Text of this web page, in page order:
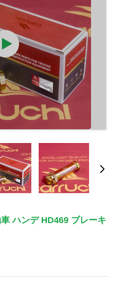
ハンデ HD469 ブレーキ